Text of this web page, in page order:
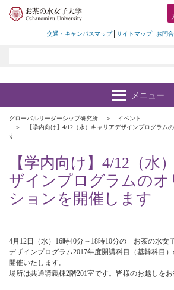
交通・キャンパスマップ サイトマップ お問
グローバルリーダーシップ研究所
イベント
【学内向け】4/12（水）キャリアデザインプログラム
す
【学内向け】4/12（水
ザインプログラムのオ
ションを開催します
4月12日（水）16時40分～18時10分の「お茶の水女
デザインプログラム2017年度開講科目（基幹科目
開催いたします。
場所は共通講義棟2階201室です。皆様のお越しをお